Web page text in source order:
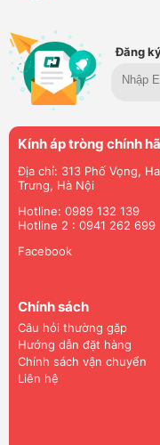
Đăng
Kính áp tròng chính
Địa chỉ: 313 Phố Vọng,
Trưng, Hà Nội
Hotline: 0989 132 139
Hotline 2 : 0941 262 699
Facebook
Chính sách
Câu hỏi thường gặp
Hướng dẫn đặt hàng
Chính sách vận chuyển
Liên hệ